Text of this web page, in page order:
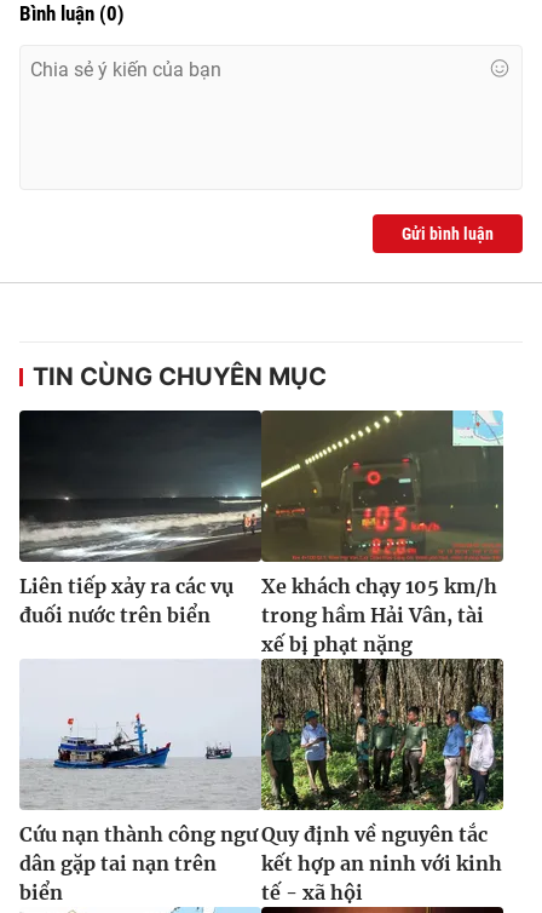
Bình luận (0)
Gửi bình luận
TIN CÙNG CHUYÊN MỤC
Liên tiếp xảy ra các vụ
đuối nước trên biển
Xe khách chạy 105 km/h
trong hầm Hải Vân, tài
xế bị phạt nặng
Cứu nạn thành công ngư
dân gặp tai nạn trên
biển
Quy định về nguyên tắc
kết hợp an ninh với kinh
tế - xã hội